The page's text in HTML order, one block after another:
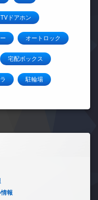
TVドアホン
オートロック
宅配ボックス
駐輪場
報